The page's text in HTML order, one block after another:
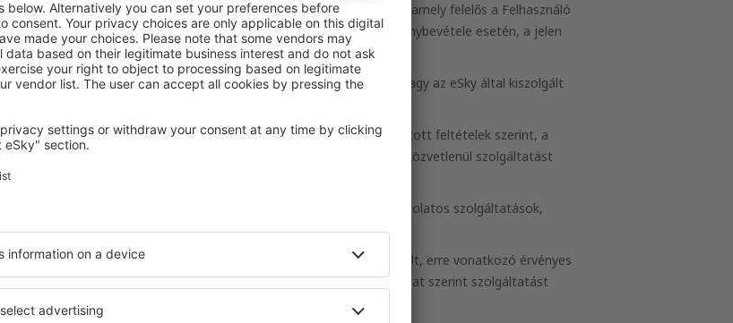
Telefonos Ügyfélszolgálat: az eSky struktúráján belül működő egység, amely felelős a Felhasználó
és a Fizető közötti kapcsolatért az eSky által kínált szolgáltatások igénybevétele esetén, a jelen
Szabályzatban meghatározott feltételek szerint.
Kiszolgáló: a Felhasználó számára a www.eSky.hu portálon keresztül vagy az eSky által kiszolgált
Szolgáltató: a Felhasználó számára a jelen Szabályzatban meghatározott feltételek szerint, a
Helyfoglalási Rendszeren át vagy - a szolgáltatás jellegétől függően - közvetlenül szolgáltatást
nyújtó alany.
Szállodai szolgáltatások: a nem tartózkodási célú szállásadással kapcsolatos szolgáltatások,
amely a Felhasználó utaztatásának kötelezően részét képezik.
Szállító: légi szállítás, mint gazdasági tevékenység folytatására jogosult, erre vonatkozó érvényes
engedéllyel (licenc, szerződés) rendelkező alany, amely a jelen Szabályzat szerint szolgáltatást
nyújt.